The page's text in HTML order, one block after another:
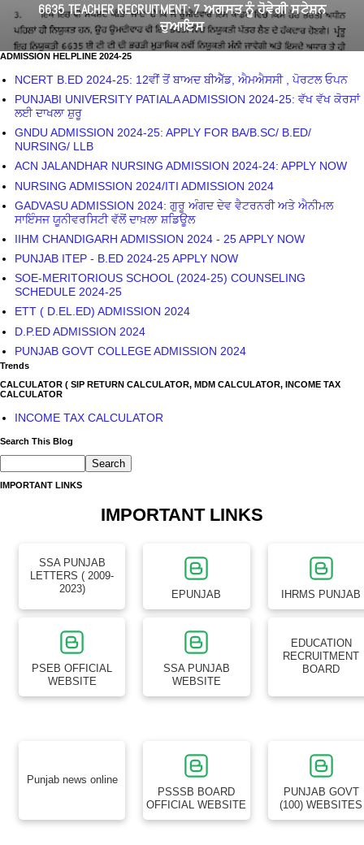
6635 TEACHER RECRUITMENT: 7 ਅਗਸਤ ਨੂੰ ਹੋਵੇਗੀ ਸਟੇਸ਼ਨ
ਚੁਆਇਸ
ADMISSION HELPLINE 2024-25
NCERT B.ED 2024-25: 12ਵੀਂ ਤੋਂ ਬਾਅਦ ਬੀਐੱਡ, ਐਮਐਸਸੀ , ਪੋਰਟਲ ਓਪਨ
PUNJABI UNIVERSITY PATIALA ADMISSION 2024-25: ਵੱਖ ਵੱਖ ਕੋਰਸਾਂ
ਲਈ ਦਾਖਲਾ ਸ਼ੁਰੂ
GNDU ADMISSION 2024-25: APPLY FOR BA/B.SC/ B.ED/
NURSING/ LLB
ACN JALANDHAR NURSING ADMISSION 2024-24: APPLY NOW
NURSING ADMISSION 2024/ITI ADMISSION 2024
GADVASU ADMISSION 2024: ਗੁਰੂ ਅੰਗਦ ਦੇਵ ਵੈਟਰਨਰੀ ਅਤੇ ਐਨੀਮਲ
ਸਾਇੰਸਜ ਯੂਨੀਵਰਸਿਟੀ ਵੱਲੋਂ ਦਾਖ਼ਲਾ ਸ਼ਡਿਊਲ
IIHM CHANDIGARH ADMISSION 2024 - 25 APPLY NOW
PUNJAB ITEP - B.ED 2024-25 APPLY NOW
SOE-MERITORIOUS SCHOOL (2024-25) COUNSELING
SCHEDULE 2024-25
ETT ( D.EL.ED) ADMISSION 2024
D.P.ED ADMISSION 2024
PUNJAB GOVT COLLEGE ADMISSION 2024
Trends
CALCULATOR ( SIP RETURN CALCULATOR, MDM CALCULATOR, INCOME TAX
CALCULATOR
INCOME TAX CALCULATOR
Search This Blog
IMPORTANT LINKS
IMPORTANT LINKS
SSA PUNJAB
LETTERS ( 2009-
2023)
EPUNJAB IHRMS PUNJAB
PSEB OFFICIAL
WEBSITE
SSA PUNJAB
WEBSITE
EDUCATION
RECRUITMENT
BOARD
Punjab news online
PSSSB BOARD
OFFICIAL WEBSITE
PUNJAB GOVT
(100) WEBSITES